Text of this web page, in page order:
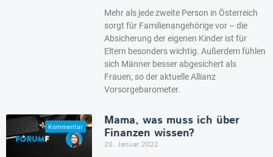
Mehr als jede zweite Person in Österreich
sorgt für Familienangehörige vor – die
Absicherung der eigenen Kinder ist für
Eltern besonders wichtig. Außerdem fühlen
sich Männer besser abgesichert als
Frauen, so der aktuelle Allianz
Vorsorgebarometer.
Mama, was muss ich über
Finanzen wissen?
20. Januar 2022